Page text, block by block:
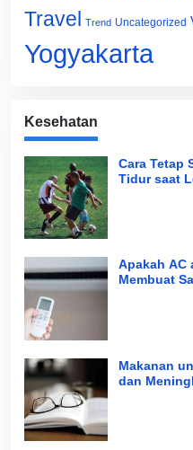
Travel Trend Uncategorized
Yogyakarta
Kesehatan
Cara Tetap
Tidur saat
Apakah AC
Membuat
Makanan
dan